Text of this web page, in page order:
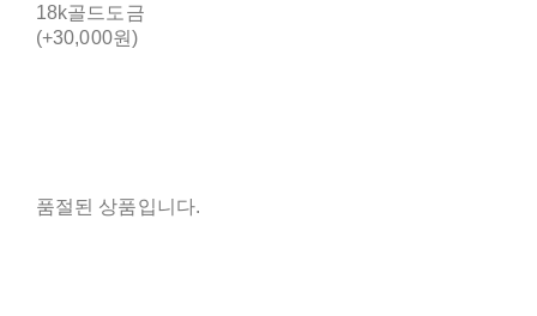
18k골드도금
(+30,000원)
품절된 상품입니다.